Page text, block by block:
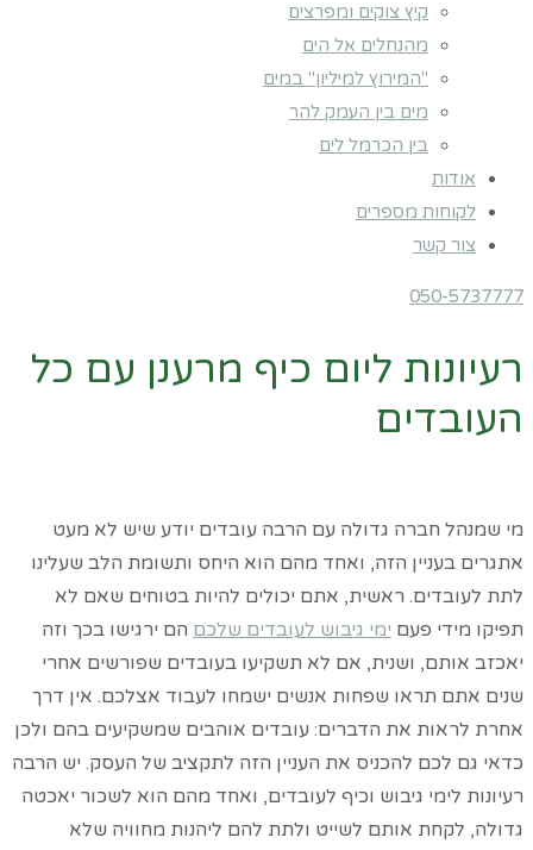
קיץ צוקים ומפרצים
מהנחלים אל הים
"המירוץ למיליון" במים
מים בין העמק להר
בין הכרמל לים
אודות
לקוחות מספרים
צור קשר
050-5737777
רעיונות ליום כיף מרענן עם כל
העובדים
מי שמנהל חברה גדולה עם הרבה עובדים יודע שיש לא מעט
אתגרים בעניין הזה, ואחד מהם הוא היחס ותשומת הלב שעלינו
לתת לעובדים. ראשית, אתם יכולים להיות בטוחים שאם לא
תפיקו מידי פעם ימי גיבוש לעובדים שלכם הם ירגישו בכך וזה
יאכזב אותם, ושנית, אם לא תשקיעו בעובדים שפורשים אחרי
שנים אתם תראו שפחות אנשים ישמחו לעבוד אצלכם. אין דרך
אחרת לראות את הדברים: עובדים אוהבים שמשקיעים בהם ולכן
כדאי גם לכם להכניס את העניין הזה לתקציב של העסק. יש הרבה
רעיונות לימי גיבוש וכיף לעובדים, ואחד מהם הוא לשכור יאכטה
גדולה, לקחת אותם לשייט ולתת להם ליהנות מחוויה שלא